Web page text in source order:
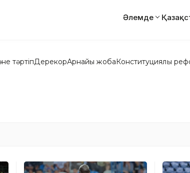
Әлемде
тәртіпДерекқорАрнайы жобаКонституциялық